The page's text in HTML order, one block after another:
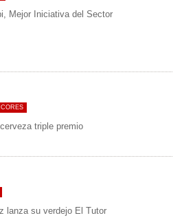
Mejor Iniciativa del Sector
triple premio
lanza su verdejo El Tutor